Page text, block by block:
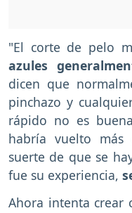
"El corte de pelo
azules
dicen que
pinchazo y
rápido no es
habría vuelto
suerte de que se
fue su experiencia,
Ahora intenta crear